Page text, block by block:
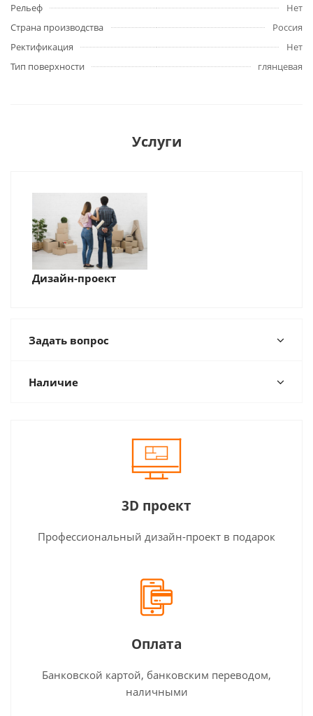
Рельеф
Нет
Страна производства
Россия
Ректификация
Нет
Тип поверхности
глянцевая
Услуги
Дизайн-проект
Задать вопрос
Наличие
3D проект
Профессиональный дизайн-проект в подарок
Оплата
Банковской картой, банковским переводом,
наличными